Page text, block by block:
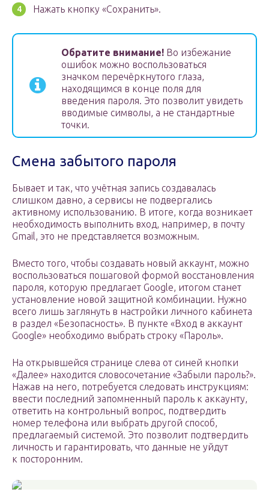
Нажать кнопку «Сохранить».
Обратите внимание! Во избежание
ошибок можно воспользоваться
значком перечёркнутого глаза,
находящимся в конце поля для
введения пароля. Это позволит увидеть
вводимые символы, а не стандартные
точки.
Смена забытого пароля
Бывает и так, что учётная запись создавалась
слишком давно, а сервисы не подвергались
активному использованию. В итоге, когда возникает
необходимость выполнить вход, например, в почту
Gmail, это не представляется возможным.
Вместо того, чтобы создавать новый аккаунт, можно
воспользоваться пошаговой формой восстановления
пароля, которую предлагает Google, итогом станет
установление новой защитной комбинации. Нужно
всего лишь заглянуть в настройки личного кабинета
в раздел «Безопасность». В пункте «Вход в аккаунт
Google» необходимо выбрать строку «Пароль».
На открывшейся странице слева от синей кнопки
«Далее» находится словосочетание «Забыли пароль?».
Нажав на него, потребуется следовать инструкциям:
ввести последний запомненный пароль к аккаунту,
ответить на контрольный вопрос, подтвердить
номер телефона или выбрать другой способ,
предлагаемый системой. Это позволит подтвердить
личность и гарантировать, что данные не уйдут
к посторонним.